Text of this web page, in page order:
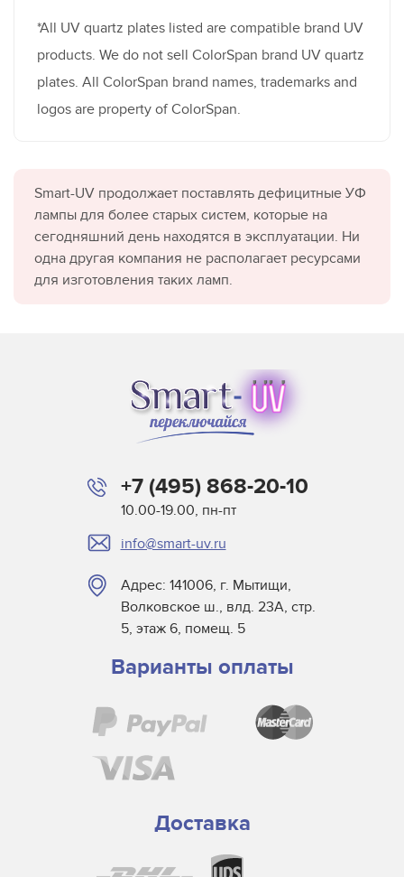
*All UV quartz plates listed are compatible brand UV
products. We do not sell ColorSpan brand UV quartz
plates. All ColorSpan brand names, trademarks and
logos are property of ColorSpan.
Smart-UV продолжает поставлять дефицитные УФ
лампы для более старых систем, которые на
сегодняшний день находятся в эксплуатации. Ни
одна другая компания не располагает ресурсами
для изготовления таких ламп.
+7 (495) 868-20-10
10.00-19.00, пн-пт
info@smart-uv.ru
Адрес: 141006, г. Мытищи,
Волковское ш., влд. 23А, стр.
5, этаж 6, помещ. 5
Варианты оплаты
Доставка